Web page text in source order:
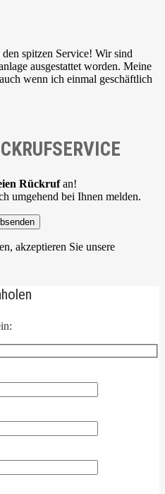
spitzen Service! Wir sind
ausgestattet worden. Meine
wenn ich einmal geschäftlich
Rückrufan!
umgehend bei Ihnen melden.
akzeptieren Sie unsere